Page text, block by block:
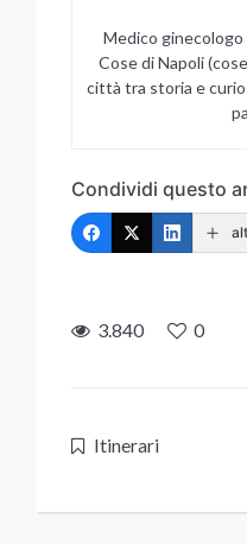
Medico
Cose di Napoli
città tra storia e
Condividi questo
3.840 0
Itinerari